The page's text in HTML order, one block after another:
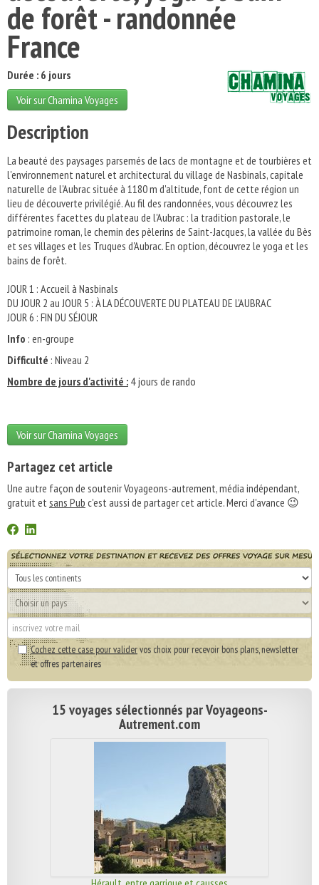
de forêt - randonnée
France
Durée : 6 jours
Voir sur Chamina Voyages
Description
La beauté des paysages parsemés de lacs de montagne et de tourbières et
l'environnement naturel et architectural du village de Nasbinals, capitale
naturelle de l'Aubrac située à 1180 m d'altitude, font de cette région un
lieu de découverte privilégié. Au fil des randonnées, vous découvrez les
différentes facettes du plateau de l'Aubrac : la tradition pastorale, le
patrimoine roman, le chemin des pèlerins de Saint-Jacques, la vallée du Bès
et ses villages et les Truques d'Aubrac. En option, découvrez le yoga et les
bains de forêt.
JOUR 1 : Accueil à Nasbinals
DU JOUR 2 au JOUR 5 : À LA DÉCOUVERTE DU PLATEAU DE L'AUBRAC
JOUR 6 : FIN DU SÉJOUR
Info : en-groupe
Difficulté : Niveau 2
Nombre de jours d'activité : 4 jours de rando
Voir sur Chamina Voyages
Partagez cet article
Une autre façon de soutenir Voyageons-autrement, média indépendant,
gratuit etsans Pub c'est aussi de partager cet article. Merci d'avance 😉
Cochez cette case pour validervos choix pour recevoir bons plans, newsletter
et offres partenaires
15 voyages sélectionnés par Voyageons-
Autrement.com